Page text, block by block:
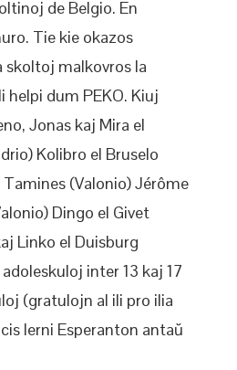
de Belgio. En
Tie kie okazos
skoltoj malkovros la
helpi dum PEKO. Kiuj
Jonas kaj Mira el
Kolibro el Bruselo
(Valonio) Jérôme
Dingo el Givet
Linko el Duisburg
inter 13 kaj 17
(gratulojn al ili pro ilia
lerni Esperanton antaŭ